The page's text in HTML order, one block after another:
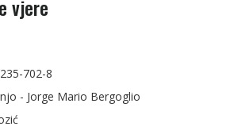
vjere
702-8
- Jorge Mario Bergoglio